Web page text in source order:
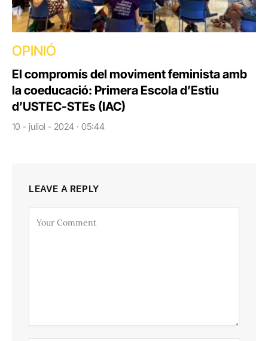
OPINIÓ
El compromís del moviment feminista amb
la coeducació: Primera Escola d’Estiu
d’USTEC-STEs (IAC)
10 - juliol - 2024 · 05:44
LEAVE A REPLY